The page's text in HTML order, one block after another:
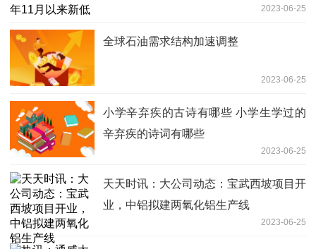
2023-06-25
全球石油需求结构加速调整
2023-06-25
小学辛弃疾的古诗有哪些 小学生学过的
辛弃疾的诗词有哪些
2023-06-25
天天时讯：大公司动态：宝武西坡项目开
业，中铝拟建两氧化铝生产线
2023-06-25